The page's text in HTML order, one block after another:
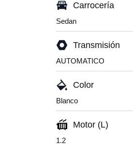
Carrocería
Sedan
Transmisión
AUTOMATICO
Color
Blanco
Motor (L)
1.2